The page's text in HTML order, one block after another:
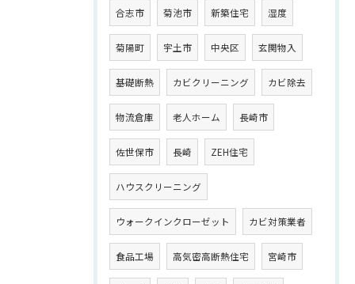
合志市 菊池市 新築住宅 湿度
菊陽町 宇土市 中央区 玄関物入
基礎断熱 カビクリーニング カビ除去
物流倉庫 老人ホーム 長崎市
佐世保市 長崎 ZEH住宅
ハウスクリーニング
ウォークインクローゼット カビ対策業者
食品工場 高気密高断熱住宅 宮崎市